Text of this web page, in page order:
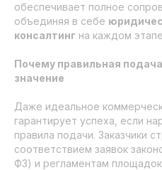
обеспечивает полное
объединяя в себе
консалтинг на каждом
Почему правильная
значение
Даже идеальное
гарантирует успеха, если
правила подачи. Заказчики
соответствием заявок
ФЗ) и регламентам